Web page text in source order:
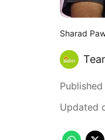
Sharad
Published
Updated